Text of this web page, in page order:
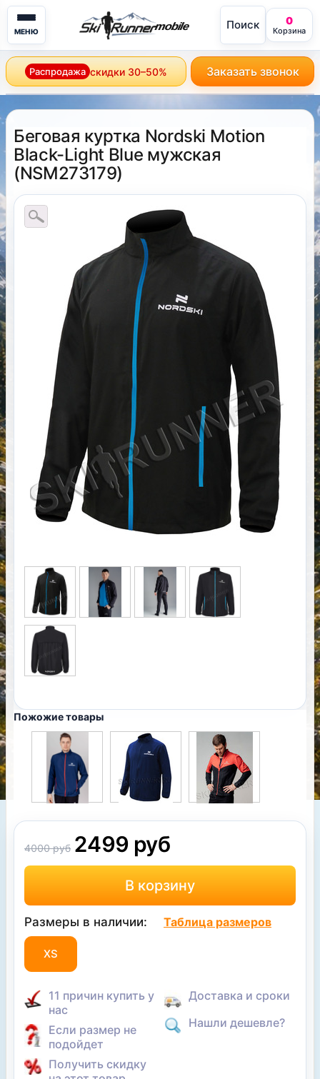
МЕНЮ mobile Поиск 0
Корзина
Распродажа скидки 30–50% Заказать звонок
Беговая куртка Nordski Motion
Black-Light Blue мужская
(NSM273179)
Пожожие товары
4000 руб 2499 руб
Размеры в наличии: Таблица размеров
XS
11 причин купить у
нас
Если размер не
подойдет
Получить скидку
Доставка и сроки
Нашли дешевле?